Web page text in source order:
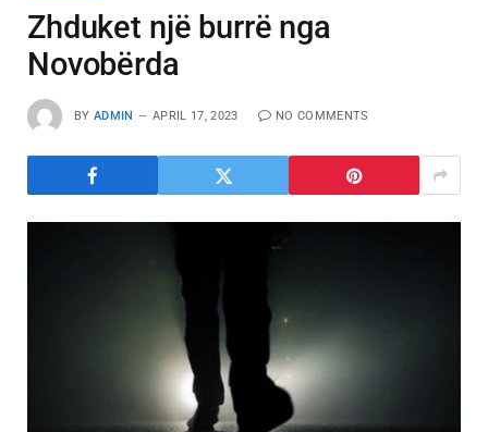
Zhduket një burrë nga
Novobërda
BY ADMIN APRIL 17, 2023 NO COMMENTS